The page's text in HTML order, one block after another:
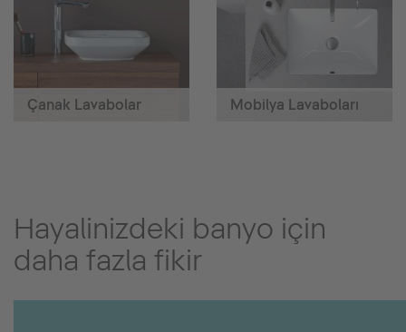
Çanak Lavabolar Mobilya Lavaboları
Hayalinizdeki banyo için
daha fazla fikir